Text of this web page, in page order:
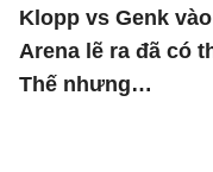
Klopp vs Genk
Arena lẽ ra đã có
Thế nhưng…